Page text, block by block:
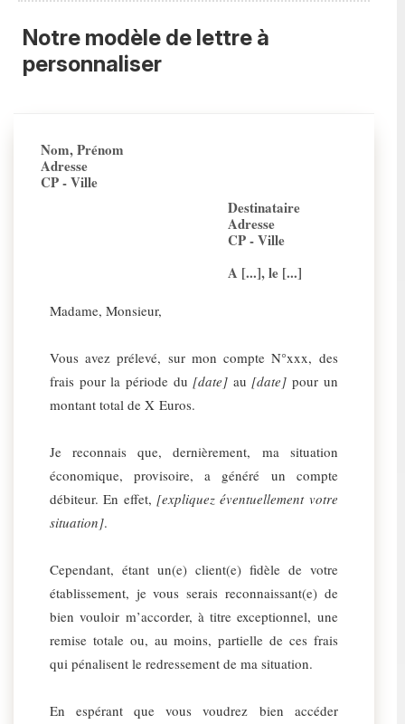
Notre modèle de lettre à
personnaliser
Nom, Prénom
Adresse
CP - Ville
Destinataire
Adresse
CP - Ville
A [...], le [...]
Madame, Monsieur,
Vous avez prélevé, sur mon compte N°xxx, des
frais pour la période du [date] au [date] pour un
montant total de X Euros.
Je reconnais que, dernièrement, ma situation
économique, provisoire, a généré un compte
débiteur. En effet, [expliquez éventuellement votre
situation].
Cependant, étant un(e) client(e) fidèle de votre
établissement, je vous serais reconnaissant(e) de
bien vouloir m’accorder, à titre exceptionnel, une
remise totale ou, au moins, partielle de ces frais
qui pénalisent le redressement de ma situation.
En espérant que vous voudrez bien accéder